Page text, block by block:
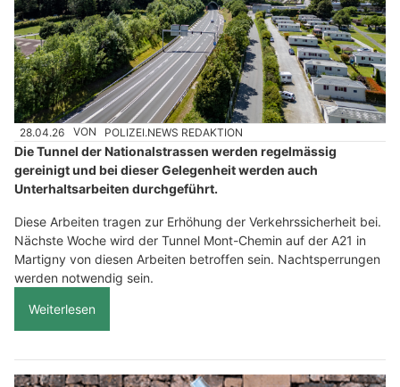
28.04.26 VON POLIZEI.NEWS REDAKTION
Die Tunnel der Nationalstrassen werden regelmässig
gereinigt und bei dieser Gelegenheit werden auch
Unterhaltsarbeiten durchgeführt.
Diese Arbeiten tragen zur Erhöhung der Verkehrssicherheit bei.
Nächste Woche wird der Tunnel Mont-Chemin auf der A21 in
Martigny von diesen Arbeiten betroffen sein. Nachtsperrungen
werden notwendig sein.
Weiterlesen